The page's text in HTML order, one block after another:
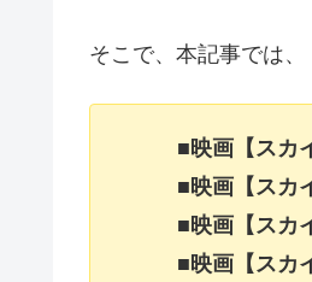
そこで、本記事では、
■映画【スカ
■映画【スカ
■映画【スカ
■映画【スカ